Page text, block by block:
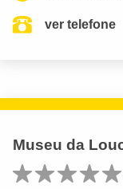
ver telefone
Museu da